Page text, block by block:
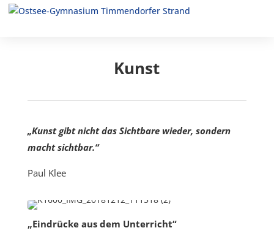
Kunst
„Kunst gibt nicht das Sichtbare wieder, sondern
macht sichtbar.“
Paul Klee
„Eindrücke aus dem Unterricht“